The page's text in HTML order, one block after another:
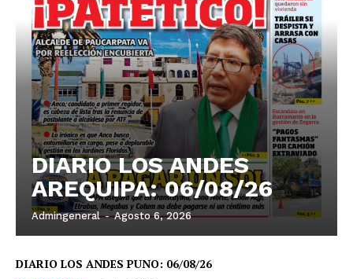
DIARIO LOS ANDES
AREQUIPA: 06/08/26
Admingeneral - Agosto 6, 2026
DIARIO LOS ANDES PUNO: 06/08/26